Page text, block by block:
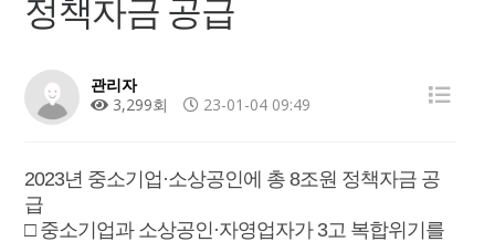
정책자금 공급
관리자
3,299회
23-01-04 09:49
2023년 중소기업·소상공인에 총 8조원 정책자금 공
급
□ 중소기업과 소상공인·자영업자가 3고 복합위기를